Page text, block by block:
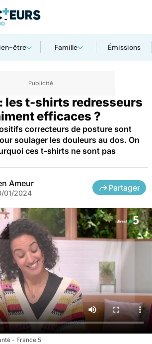
être Famille Émissions
quotidien Dos
les t-shirts redresseurs
efficaces ?
correcteurs de posture sont
soulager les douleurs au dos. On
ces t-shirts ne sont pas
Ameur
01/2024
Partager
- France 5